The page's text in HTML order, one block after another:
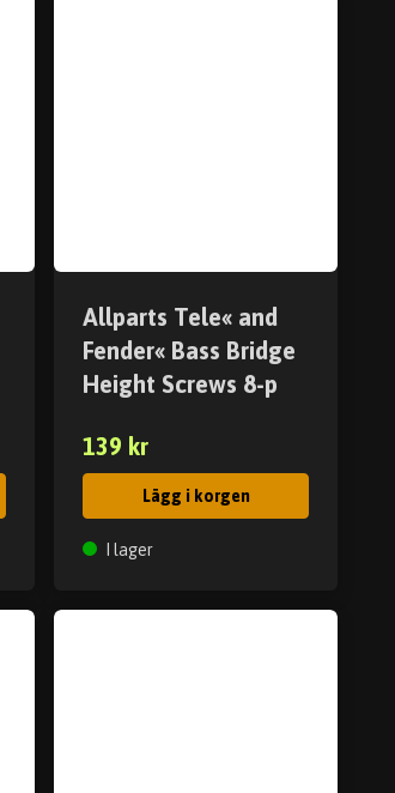
Allparts Tele« and
Fender« Bass Bridge
Height Screws 8-p
139 kr
Lägg i korgen
I lager